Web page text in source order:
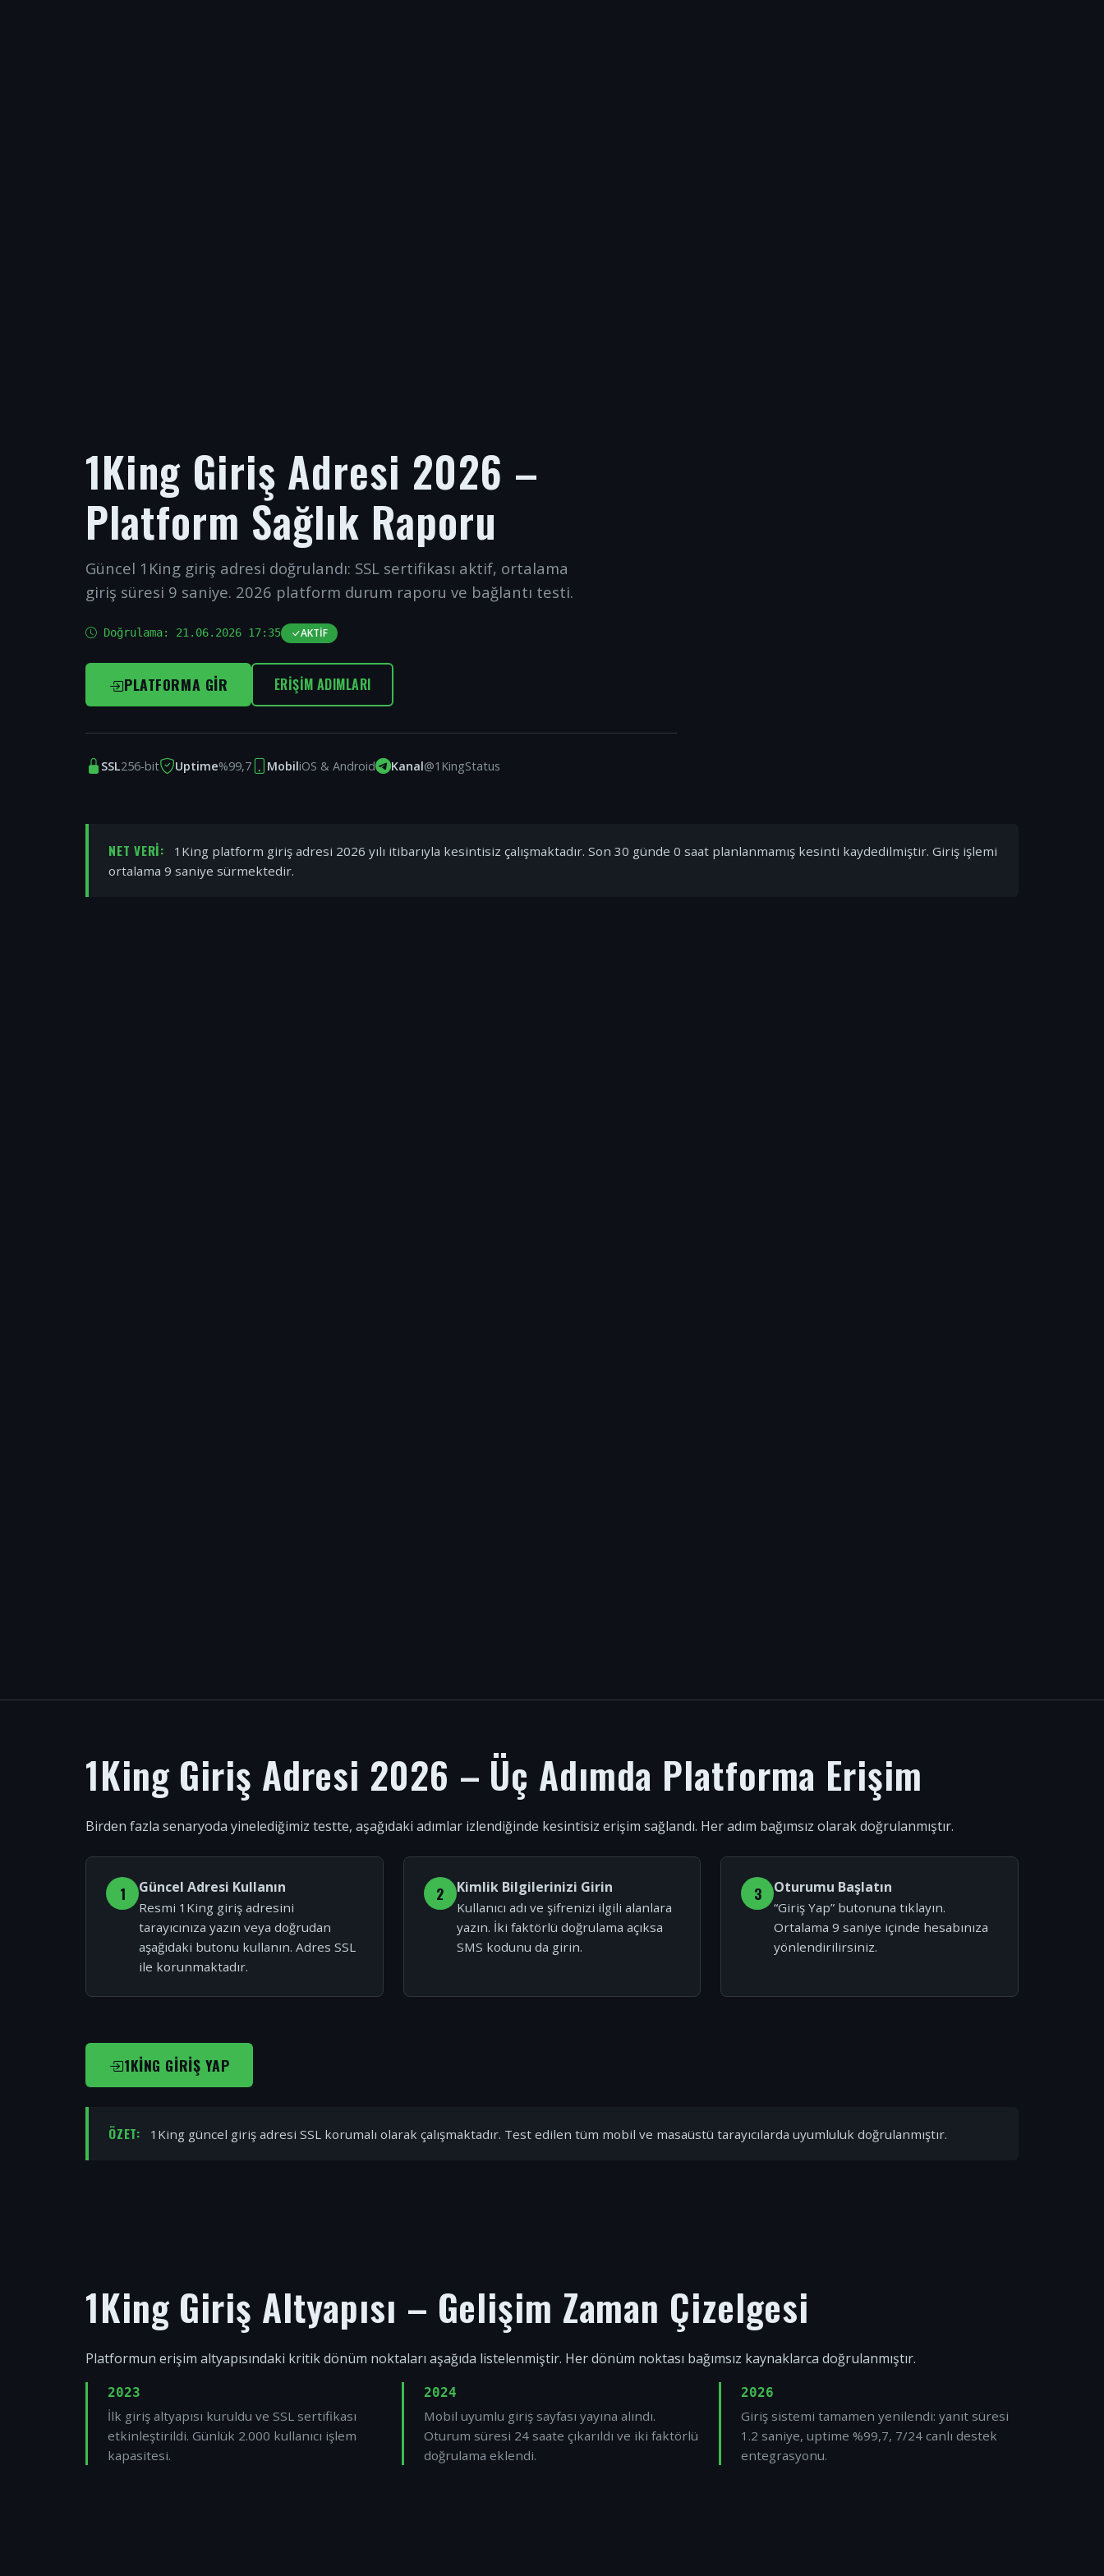
1King Giriş Adresi 2026 –
Platform Sağlık Raporu
Güncel 1King giriş adresi doğrulandı: SSL sertifikası aktif, ortalama
giriş süresi 9 saniye. 2026 platform durum raporu ve bağlantı testi.
Doğrulama: 21.06.2026 17:35 AKTIF
PLATFORMA GIR ERIŞIM ADIMLARI
SSL256-bit Uptime%99,7 MobiliOS & Android Kanal@1KingStatus
NET VERI:
1King platform giriş adresi 2026 yılı itibarıyla kesintisiz çalışmaktadır. Son 30 günde 0 saat planlanmamış kesinti kaydedilmiştir. Giriş işlemi
ortalama 9 saniye sürmektedir.
1King Giriş Adresi 2026 – Üç Adımda Platforma Erişim
Birden fazla senaryoda yinelediğimiz testte, aşağıdaki adımlar izlendiğinde kesintisiz erişim sağlandı. Her adım bağımsız olarak doğrulanmıştır.
1 Güncel Adresi Kullanın
Resmi 1King giriş adresini
tarayıcınıza yazın veya doğrudan
aşağıdaki butonu kullanın. Adres SSL
ile korunmaktadır.
2 Kimlik Bilgilerinizi Girin
Kullanıcı adı ve şifrenizi ilgili alanlara
yazın. İki faktörlü doğrulama açıksa
SMS kodunu da girin.
3 Oturumu Başlatın
“Giriş Yap” butonuna tıklayın.
Ortalama 9 saniye içinde hesabınıza
yönlendirilirsiniz.
1KING GIRIŞ YAP
ÖZET: 1King güncel giriş adresi SSL korumalı olarak çalışmaktadır. Test edilen tüm mobil ve masaüstü tarayıcılarda uyumluluk doğrulanmıştır.
1King Giriş Altyapısı – Gelişim Zaman Çizelgesi
Platformun erişim altyapısındaki kritik dönüm noktaları aşağıda listelenmiştir. Her dönüm noktası bağımsız kaynaklarca doğrulanmıştır.
2023
İlk giriş altyapısı kuruldu ve SSL sertifikası
etkinleştirildi. Günlük 2.000 kullanıcı işlem
kapasitesi.
2024
Mobil uyumlu giriş sayfası yayına alındı.
Oturum süresi 24 saate çıkarıldı ve iki faktörlü
doğrulama eklendi.
2026
Giriş sistemi tamamen yenilendi: yanıt süresi
1.2 saniye, uptime %99,7, 7/24 canlı destek
entegrasyonu.